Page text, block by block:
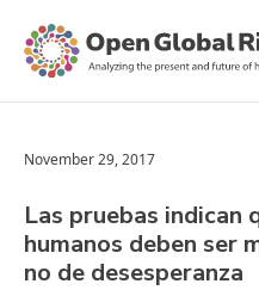
November 29, 2017
Las pruebas indican
humanos deben ser
no de desesperanza